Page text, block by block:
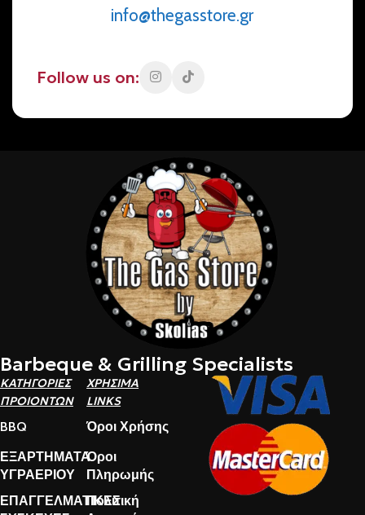
info@thegasstore.gr
Follow us on:
Barbeque & Grilling Specialists
ΚΑΤΗΓΟΡΙΕΣ
ΠΡΟΙΟΝΤΩΝ
BBQ
ΕΞΑΡΤΗΜΑΤΑ
ΥΓΡΑΕΡΙΟΥ
ΕΠΑΓΓΕΛΜΑΤΙΚΕΣ
ΧΡΗΣΙΜΑ
LINKS
Όροι Χρήσης
Όροι
Πληρωμής
Πολιτική